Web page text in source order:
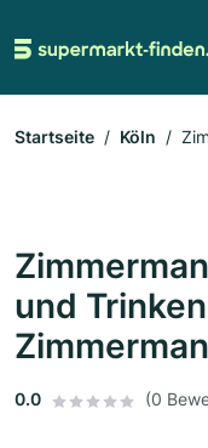
Startseite Köln
und
0.0 (0